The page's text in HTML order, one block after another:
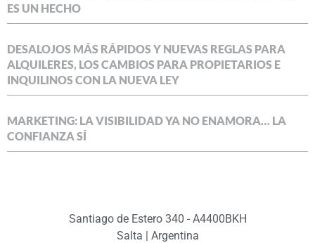
ES UN HECHO
DESALOJOS MÁS RÁPIDOS Y NUEVAS REGLAS PARA
ALQUILERES, LOS CAMBIOS PARA PROPIETARIOS E
INQUILINOS CON LA NUEVA LEY
MARKETING: LA VISIBILIDAD YA NO ENAMORA… LA
CONFIANZA SÍ
Santiago de Estero 340 - A4400BKH
Salta | Argentina